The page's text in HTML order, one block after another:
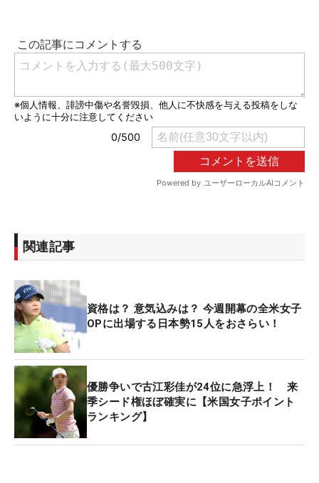
関連記事
資格は？ 意気込みは？ 今週開幕の全米女子
OPに出場する日本勢15人をおさらい！
優勝争いで古江彩佳が24位に急浮上！ 来
季シード権ほぼ確実に【米国女子ポイント
ランキング】